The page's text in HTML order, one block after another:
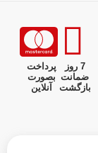
7 روز
ضمانت
بازگشت
پرداخت
بصورت
آنلاین